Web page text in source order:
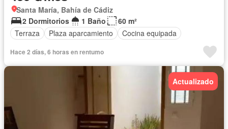
Santa María, Bahía de Cádiz
2 Dormitorios
1 Baño
60 m²
Terraza
Plaza aparcamiento Cocina equipada
Hace 2 días, 6 horas en rentumo
Actualizado